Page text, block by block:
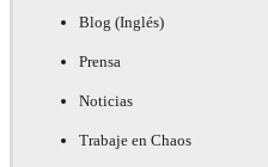
Blog (Inglés)
Prensa
Noticias
Trabaje en Chaos